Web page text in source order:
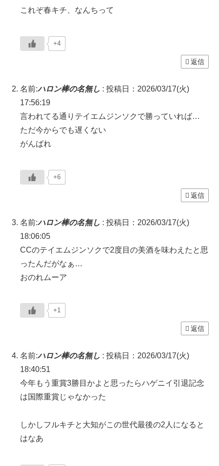
これぞ春キチ、なんちって
+4
返信
名前:ハロン棒の名無し : 投稿日：2026/03/17(火)
17:56:19
言われてる通りテイエムジンソクで勝っていれば…
ただ今からでも遅くない
がんばれ
+6
返信
名前:ハロン棒の名無し : 投稿日：2026/03/17(火)
18:06:05
CCのテイエムジンソクで2度目の美酒を味わえたと思
ったんだがなぁ…
おのれムーア
+1
返信
名前:ハロン棒の名無し : 投稿日：2026/03/17(火)
18:40:51
今年もう重賞3勝目かよと思ったらハゲニイ引退記念
は国際重賞じゃなかった
しかしフルキチと大知がこの世代最後の2人になると
はなあ